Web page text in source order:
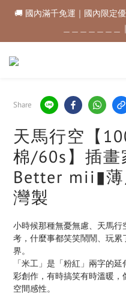
🚚 國內滿千免運｜國內限定
＿＿＿＿＿＿
🚚 國內滿千免運｜國內限定
＿＿＿＿＿＿
購物金折抵規範💰💰💰滿
🚚 國內滿千免運｜國內限定
＿＿＿＿＿＿＿
Share
天馬行空【
棉/60s】插畫
Better mii▮
灣製
小時候那種無憂無慮、天馬
考，什麼事都笑笑鬧鬧、玩
界。
「米工」是「粉紅」兩字的
彩創作，有時搞笑有時溫暖
空間感性。